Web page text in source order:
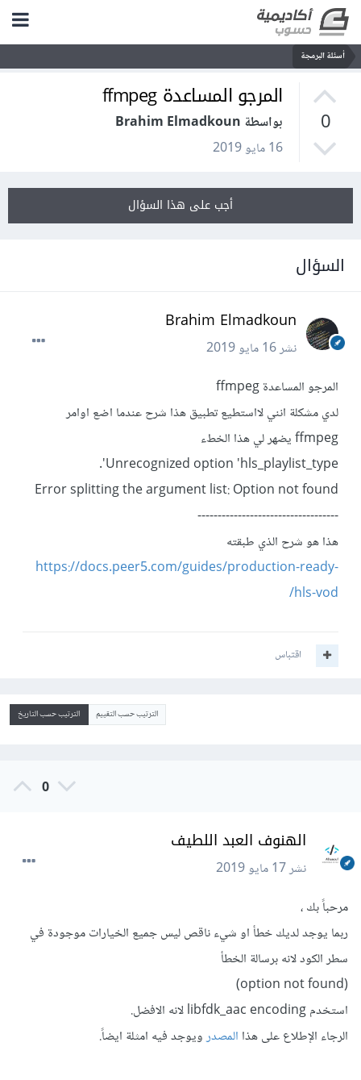
أسئلة البرمجة
0
المرجو المساعدة ffmpeg
بواسطة Brahim Elmadkoun
16 مايو 2019
أجب على هذا السؤال
السؤال
Brahim Elmadkoun
نشر16 مايو 2019
المرجو المساعدة ffmpeg
لدي مشكلة انني لااستطيع تطبيق هذا شرح عندما اضع اوامر
ffmpeg يضهر لي هذا الخطء
Unrecognized option 'hls_playlist_type'.
Error splitting the argument list: Option not found
-----------------------------------
هذا هو شرح الذي طبقته
https://docs.peer5.com/guides/production-ready-
hls-vod/
اقتباس
الترتيب حسب التقييم الترتيب حسب التاريخ
0
الهنوف العبد اللطيف
نشر17 مايو 2019
مرحباً بك ،
ربما يوجد لديك خطأ او شيء ناقص ليس جميع الخيارات موجودة في
سطر الكود لانه برسالة الخطأ
استخدم libfdk_aac encoding لانه الافضل.
الرجاء الإطلاع على هذا المصدرويوجد فيه امثلة ايضاً.